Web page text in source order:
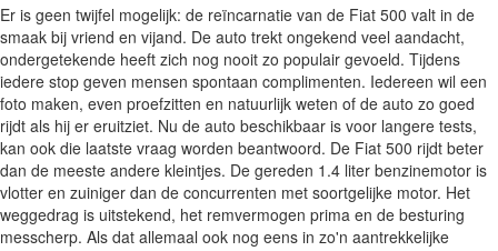
Er is geen twijfel mogelijk: de reïncarnatie van de Fiat 500 valt in de
smaak bij vriend en vijand. De auto trekt ongekend veel aandacht,
ondergetekende heeft zich nog nooit zo populair gevoeld. Tijdens
iedere stop geven mensen spontaan complimenten. Iedereen wil een
foto maken, even proefzitten en natuurlijk weten of de auto zo goed
rijdt als hij er eruitziet. Nu de auto beschikbaar is voor langere tests,
kan ook die laatste vraag worden beantwoord. De Fiat 500 rijdt beter
dan de meeste andere kleintjes. De gereden 1.4 liter benzinemotor is
vlotter en zuiniger dan de concurrenten met soortgelijke motor. Het
weggedrag is uitstekend, het remvermogen prima en de besturing
messcherp. Als dat allemaal ook nog eens in zo'n aantrekkelijke